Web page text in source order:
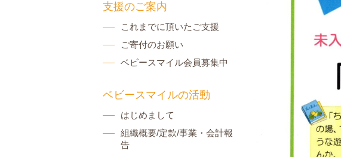
支援のご案内
これまでに頂いたご支援
ご寄付のお願い
ベビースマイル会員募集中
ベビースマイルの活動
はじめまして
組織概要/定款/事業・会計報
告